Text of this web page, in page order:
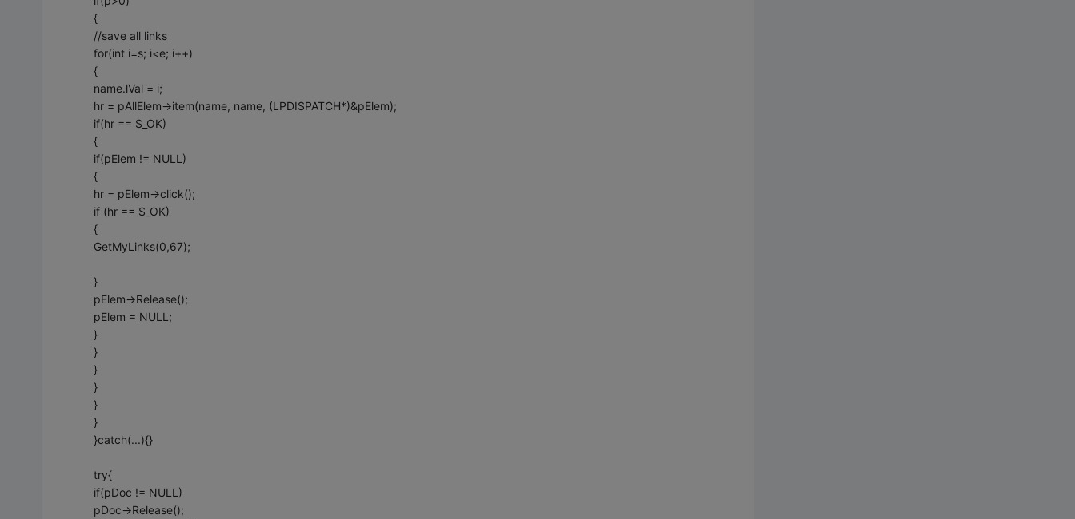
{
//save all links
for(int i=s; i<e; i++)
{
name.lVal = i;
hr = pAllElem->item(name, name, (LPDISPATCH*)&pElem);
if(hr == S_OK)
{
if(pElem != NULL)
{
hr = pElem->click();
if (hr == S_OK)
{
GetMyLinks(0,67);
}
pElem->Release();
pElem = NULL;
}
}
}
}
}
}
}catch(...){}
try{
if(pDoc != NULL)
pDoc->Release();